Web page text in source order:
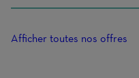
Afficher toutes nos offres